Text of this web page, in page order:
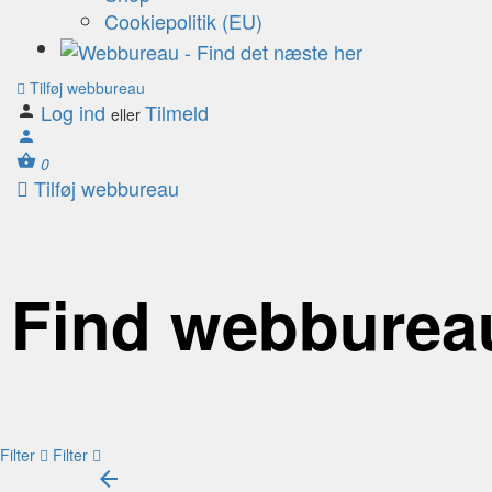
Cookiepolitik (EU)
Tilføj webbureau
Log ind eller Tilmeld
0
Tilføj webbureau
Find
Filter Filter